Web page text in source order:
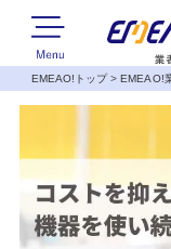
EMEAO!トップ>EMEAO!